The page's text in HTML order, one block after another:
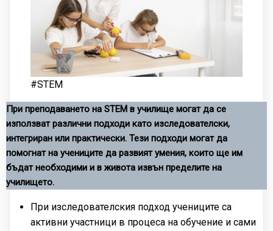
#STEM
При преподаването на STEM в училище могат да се
използват различни подходи като изследователски,
интегриран или практически. Тези подходи могат да
помогнат на учениците да развият умения, които ще им
бъдат необходими и в живота извън пределите на
училището.
При изследователския подход учениците са
активни участници в процеса на обучение и сами